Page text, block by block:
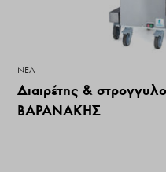
ΝΕΑ
Διαιρέτης &
ΒΑΡΑΝΑΚΗΣ